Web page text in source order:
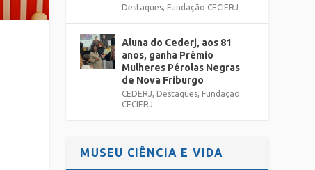
Destaques, Fundação CECIERJ
Aluna do Cederj, aos 81
anos, ganha Prêmio
Mulheres Pérolas Negras
de Nova Friburgo
CEDERJ, Destaques, Fundação
CECIERJ
MUSEU CIÊNCIA E VIDA